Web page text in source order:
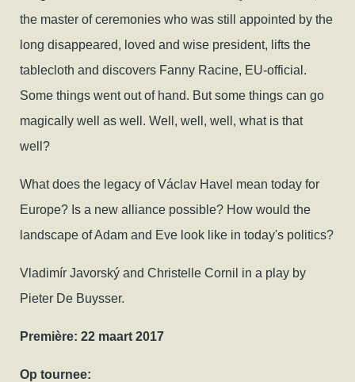
the master of ceremonies who was still appointed by the
long disappeared, loved and wise president, lifts the
tablecloth and discovers Fanny Racine, EU-official.
Some things went out of hand. But some things can go
magically well as well. Well, well, well, what is that
well?
​What does the legacy of Václav Havel mean today for
Europe? Is a new alliance possible? How would the
landscape of Adam and Eve look like in today's politics?
Vladimír Javorský and Christelle Cornil in a play by
Pieter De Buysser.
Première: 22 maart 2017
Op tournee: